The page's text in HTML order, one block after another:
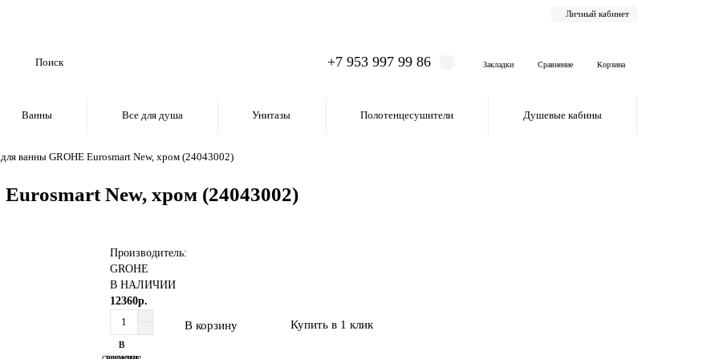
Личный кабинет
+7 953 997 99 86 Закладки Сравнение Корзина
Ванны Все для душа Унитазы Полотенцесушители Душевые кабины
ванны GROHE Eurosmart New, хром (24043002)
New, хром (24043002)
Производитель:
GROHE
В НАЛИЧИИ
12360р.
В корзину Купить в 1 клик
В
закладки
В
сравнение